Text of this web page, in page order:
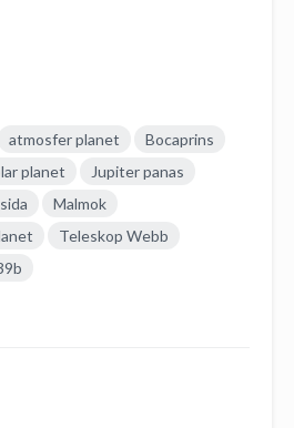
atmosfer planet
Bocaprins
planet
Jupiter panas
Malmok
Teleskop Webb